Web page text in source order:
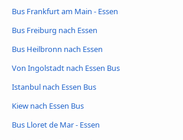
Bus Frankfurt am Main - Essen
Bus Freiburg nach Essen
Bus Heilbronn nach Essen
Von Ingolstadt nach Essen Bus
Istanbul nach Essen Bus
Kiew nach Essen Bus
Bus Lloret de Mar - Essen